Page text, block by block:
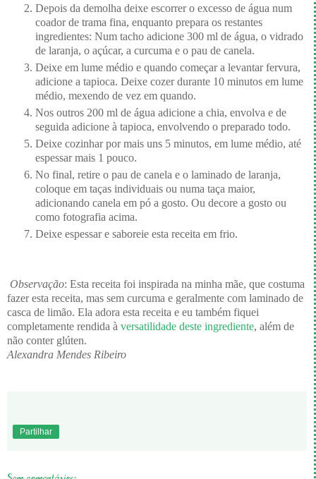
Depois da demolha deixe escorrer o excesso de água num
coador de trama fina, enquanto prepara os restantes
ingredientes: Num tacho adicione 300 ml de água, o vidrado
de laranja, o açúcar, a curcuma e o pau de canela.
Deixe em lume médio e quando começar a levantar fervura,
adicione a tapioca. Deixe cozer durante 10 minutos em lume
médio, mexendo de vez em quando.
Nos outros 200 ml de água adicione a chia, envolva e de
seguida adicione à tapioca, envolvendo o preparado todo.
Deixe cozinhar por mais uns 5 minutos, em lume médio, até
espessar mais 1 pouco.
No final, retire o pau de canela e o laminado de laranja,
coloque em taças individuais ou numa taça maior,
adicionando canela em pó a gosto. Ou decore a gosto ou
como fotografia acima.
Deixe espessar e saboreie esta receita em frio.
Observação: Esta receita foi inspirada na minha mãe, que costuma
fazer esta receita, mas sem curcuma e geralmente com laminado de
casca de limão. Ela adora esta receita e eu também fiquei
completamente rendida à versatilidade deste ingrediente, além de
não conter glúten.
Alexandra Mendes Ribeiro
Partilhar